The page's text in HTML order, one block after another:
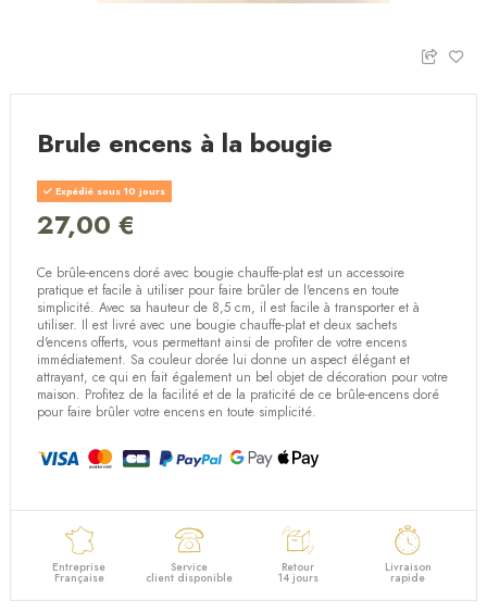
Brule encens à la bougie
Expédié sous 10 jours
27,00 €
Ce brûle-encens doré avec bougie chauffe-plat est un accessoire
pratique et facile à utiliser pour faire brûler de l'encens en toute
simplicité. Avec sa hauteur de 8,5 cm, il est facile à transporter et à
utiliser. Il est livré avec une bougie chauffe-plat et deux sachets
d'encens offerts, vous permettant ainsi de profiter de votre encens
immédiatement. Sa couleur dorée lui donne un aspect élégant et
attrayant, ce qui en fait également un bel objet de décoration pour votre
maison. Profitez de la facilité et de la praticité de ce brûle-encens doré
pour faire brûler votre encens en toute simplicité.
Entreprise
Française
Service
client disponible
Retour
14 jours
Livraison
rapide